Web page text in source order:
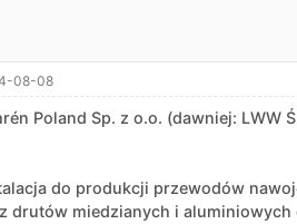
08-08
Poland Sp. z o.o. (dawniej:
do produkcji przewodów
drutów miedzianych i